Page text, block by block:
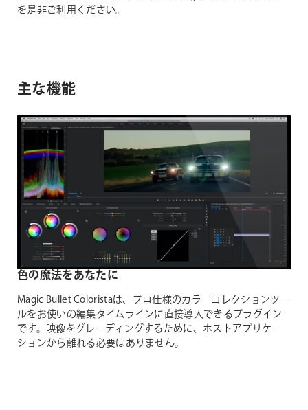
を是非ご利用ください。
主な機能
色の魔法をあなたに
Magic Bullet Coloristaは、プロ仕様のカラーコレクションツー
ルをお使いの編集タイムラインに直接導入できるプラグイン
です。映像をグレーディングするために、ホストアプリケー
ションから離れる必要はありません。